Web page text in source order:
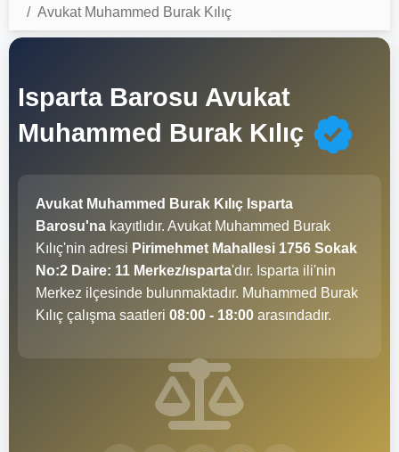
Avukat Muhammed Burak Kılıç
Isparta Barosu Avukat
Muhammed Burak Kılıç
Avukat Muhammed Burak Kılıç Isparta
Barosu'na kayıtlıdır. Avukat Muhammed Burak
Kılıç'nin adresi Pirimehmet Mahallesi 1756 Sokak
No:2 Daire: 11 Merkez/ısparta'dır. Isparta ili'nin
Merkez ilçesinde bulunmaktadır. Muhammed Burak
Kılıç çalışma saatleri 08:00 - 18:00 arasındadır.